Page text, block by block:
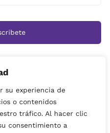
su experiencia de
o contenidos
tráfico. Al hacer clic
consentimiento a
Rosas
Centros
Contacto
privacidad
propiedad de Floristeria